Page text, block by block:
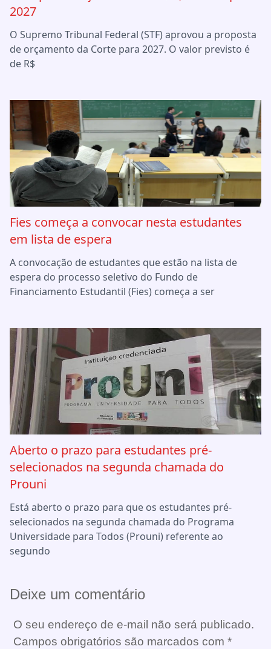
2027
O Supremo Tribunal Federal (STF) aprovou a proposta
de orçamento da Corte para 2027. O valor previsto é
de R$
Fies começa a convocar nesta estudantes
em lista de espera
A convocação de estudantes que estão na lista de
espera do processo seletivo do Fundo de
Financiamento Estudantil (Fies) começa a ser
Aberto o prazo para estudantes pré-
selecionados na segunda chamada do
Prouni
Está aberto o prazo para que os estudantes pré-
selecionados na segunda chamada do Programa
Universidade para Todos (Prouni) referente ao
segundo
Deixe um comentário
O seu endereço de e-mail não será publicado.
Campos obrigatórios são marcados com *